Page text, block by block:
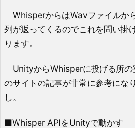
WhisperからはWavファイルか
列が返ってくるのでこれを問い掛
ります。
UnityからWhisperに投げる所の
のサイトの記事が非常に参考にな
し。
■Whisper APIをUnityで動かす